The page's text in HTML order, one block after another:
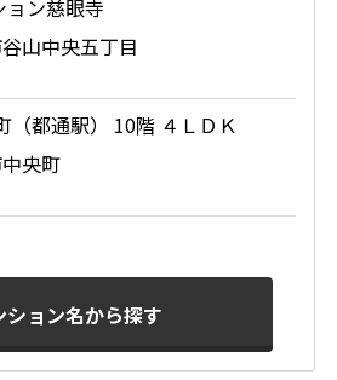
ョン慈眼寺
山中央五丁目
（都通駅） 10階 ４ＬＤＫ
央町
ション名から探す